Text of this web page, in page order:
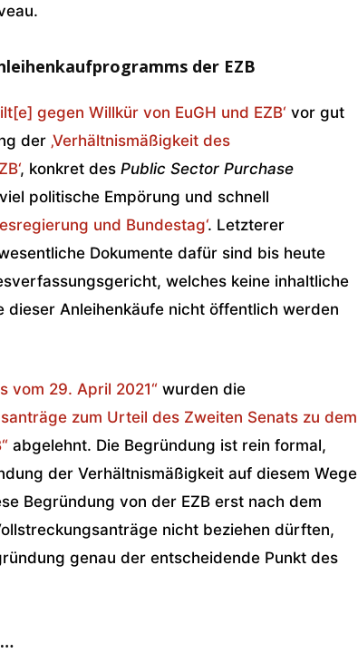
der EZB
gegen Willkür von EuGH und EZB‘ vor gut
der ‚Verhältnismäßigkeit des
, konkret des Public Sector Purchase
politische Empörung und schnell
und Bundestag‘. Letzterer
Dokumente dafür sind bis heute
welches keine inhaltliche
dieser Anleihenkäufe nicht öffentlich werden
vom 29. April 2021“ wurden die
zum Urteil des Zweiten Senats zu dem
abgelehnt. Die Begründung ist rein formal,
der Verhältnismäßigkeit auf diesem Wege
Begründung von der EZB erst nach dem
nicht beziehen dürften,
genau der entscheidende Punkt des